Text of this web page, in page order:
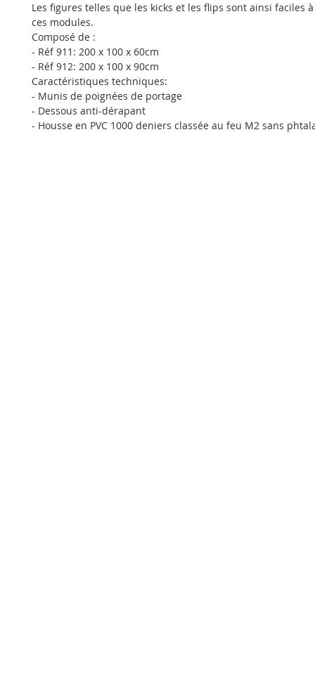
Les figures telles que les kicks et les flips sont ainsi faciles
ces modules.
Composé de :
- Réf 911: 200 x 100 x 60cm
- Réf 912: 200 x 100 x 90cm
Caractéristiques techniques:
- Munis de poignées de portage
- Dessous anti-dérapant
- Housse en PVC 1000 deniers classée au feu M2 sans